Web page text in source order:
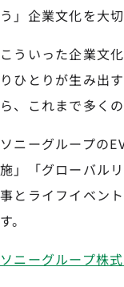
う」企業文化を大
こういった企業文
りひとりが生み出
ら、これまで多く
ソニーグループの
施」「グローバル
事とライフイベン
す。
ソニーグループ株